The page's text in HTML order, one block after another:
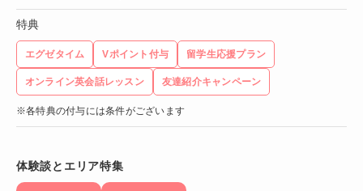
特典
エグゼタイム Vポイント付与 留学生応援プラン
オンライン英会話レッスン 友達紹介キャンペーン
※各特典の付与には条件がございます
体験談とエリア特集